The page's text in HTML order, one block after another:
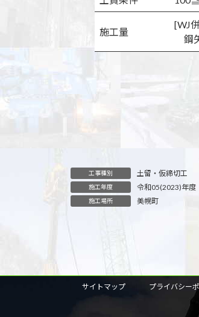
施工量
[WJ
鋼
工事種別 土留・仮締切工
施工年度 令和05(2023)年度
施工場所 美幌町
サイトマップ プライバシー